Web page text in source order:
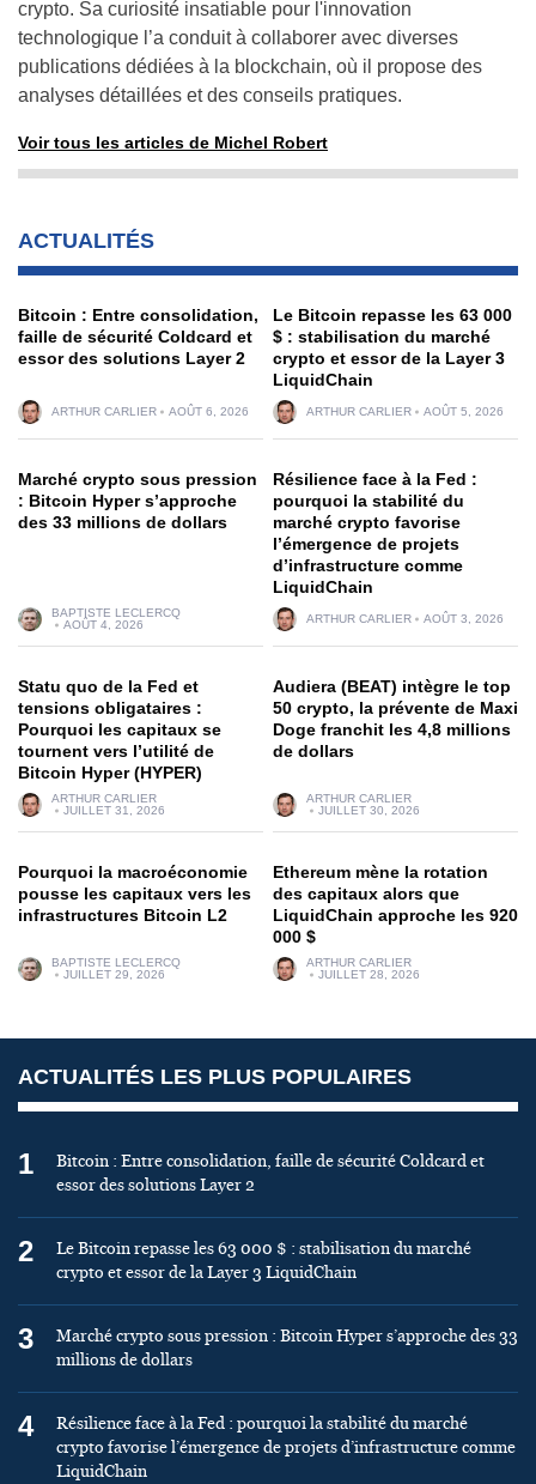
crypto. Sa curiosité insatiable pour l'innovation
technologique l’a conduit à collaborer avec diverses
publications dédiées à la blockchain, où il propose des
analyses détaillées et des conseils pratiques.
Voir tous les articles de Michel Robert
ACTUALITÉS
Bitcoin : Entre consolidation,
faille de sécurité Coldcard et
essor des solutions Layer 2
ARTHUR CARLIER AOÛT 6, 2026
Le Bitcoin repasse les 63 000
$ : stabilisation du marché
crypto et essor de la Layer 3
LiquidChain
ARTHUR CARLIER AOÛT 5, 2026
Marché crypto sous pression
: Bitcoin Hyper s’approche
des 33 millions de dollars
BAPTISTE LECLERCQ
AOÛT 4, 2026
Résilience face à la Fed :
pourquoi la stabilité du
marché crypto favorise
l’émergence de projets
d’infrastructure comme
LiquidChain
ARTHUR CARLIER AOÛT 3, 2026
Statu quo de la Fed et
tensions obligataires :
Pourquoi les capitaux se
tournent vers l’utilité de
Bitcoin Hyper (HYPER)
ARTHUR CARLIER
JUILLET 31, 2026
Audiera (BEAT) intègre le top
50 crypto, la prévente de Maxi
Doge franchit les 4,8 millions
de dollars
ARTHUR CARLIER
JUILLET 30, 2026
Pourquoi la macroéconomie
pousse les capitaux vers les
infrastructures Bitcoin L2
BAPTISTE LECLERCQ
JUILLET 29, 2026
Ethereum mène la rotation
des capitaux alors que
LiquidChain approche les 920
000 $
ARTHUR CARLIER
JUILLET 28, 2026
ACTUALITÉS LES PLUS POPULAIRES
1
Bitcoin : Entre consolidation, faille de sécurité Coldcard et
essor des solutions Layer 2
2
Le Bitcoin repasse les 63 000 $ : stabilisation du marché
crypto et essor de la Layer 3 LiquidChain
3
Marché crypto sous pression : Bitcoin Hyper s’approche des 33
millions de dollars
4
Résilience face à la Fed : pourquoi la stabilité du marché
crypto favorise l’émergence de projets d’infrastructure comme
LiquidChain